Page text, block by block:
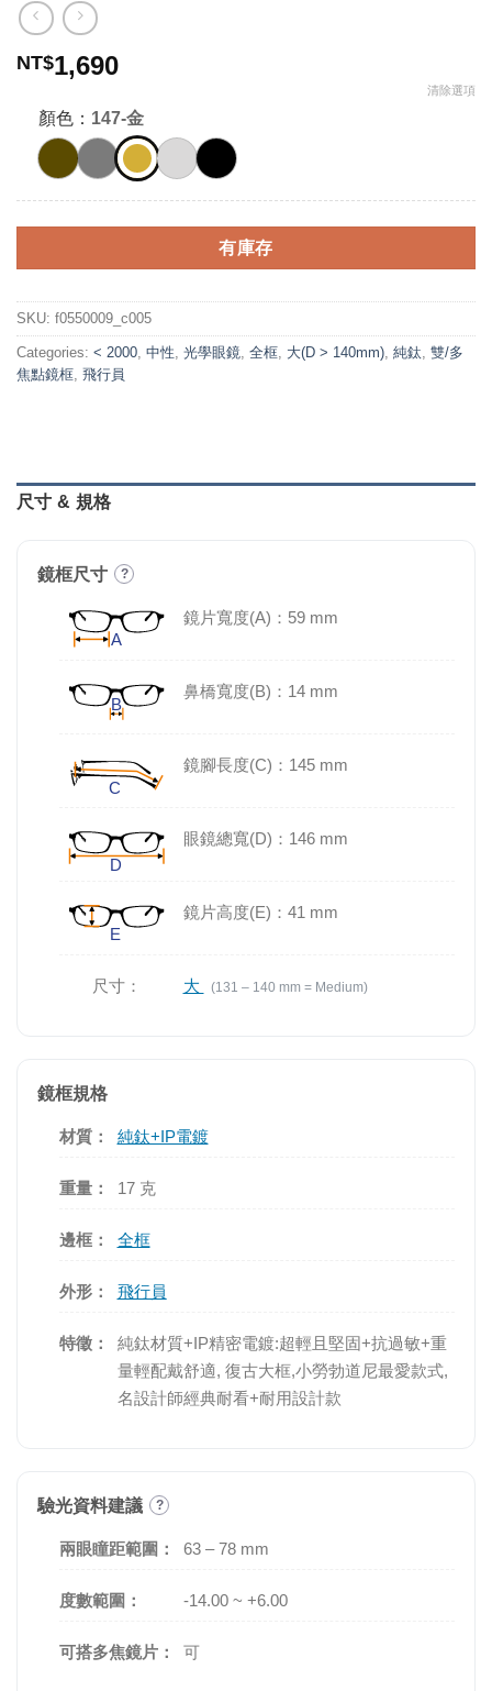
NT$1,690
顏色： 147-金
清除選項
有庫存
SKU: f0550009_c005
Categories: < 2000, 中性, 光學眼鏡, 全框, 大(D > 140mm), 純鈦, 雙/多
焦點鏡框, 飛行員
尺寸 & 規格
鏡框尺寸 ?
鏡片寬度(A)：59 mm
鼻橋寬度(B)：14 mm
鏡腳長度(C)：145 mm
眼鏡總寬(D)：146 mm
鏡片高度(E)：41 mm
尺寸： 大 (131 – 140 mm = Medium)
鏡框規格
材質： 純鈦+IP電鍍
重量： 17 克
邊框： 全框
外形： 飛行員
特徵：
純鈦材質+IP精密電鍍:超輕且堅固+抗過敏+重
量輕配戴舒適, 復古大框,小勞勃道尼最愛款式,
名設計師經典耐看+耐用設計款
驗光資料建議 ?
兩眼瞳距範圍： 63 – 78 mm
度數範圍： -14.00 ~ +6.00
可搭多焦鏡片： 可